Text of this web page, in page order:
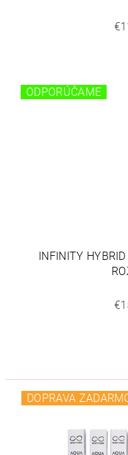
ODPORÚČAME
INFINITY
DOPRAVA